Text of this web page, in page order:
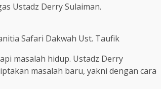
Ustadz Derry Sulaiman.
Safari Dakwah Ust. Taufik
masalah hidup. Ustadz Derry
masalah baru, yakni dengan cara